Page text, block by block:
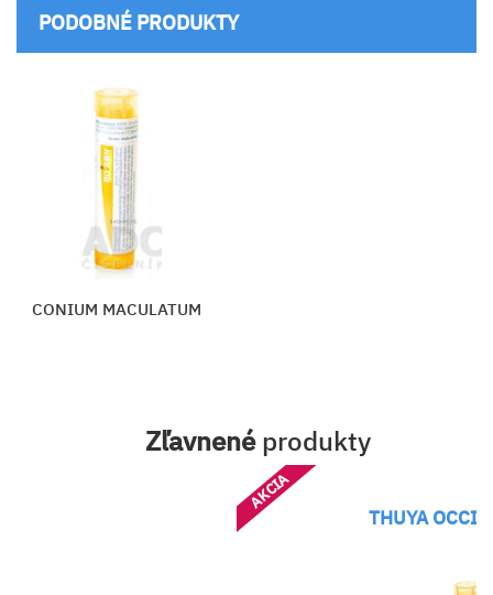
PODOBNÉ PRODUKTY
CONIUM MACULATUM
Zľavnenéprodukty
THUYA
AKCIA